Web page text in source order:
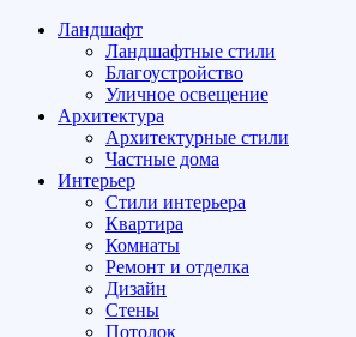
Ландшафт
Ландшафтные стили
Благоустройство
Уличное освещение
Архитектура
Архитектурные стили
Частные дома
Интерьер
Стили интерьера
Квартира
Комнаты
Ремонт и отделка
Дизайн
Стены
Потолок